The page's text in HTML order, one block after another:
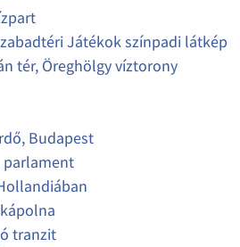
Játékok színpadi látkép
tér, Öreghölgy víztorony
Budapest
parlament
tranzit